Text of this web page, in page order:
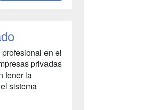
en el
privadas
tener la
sistema